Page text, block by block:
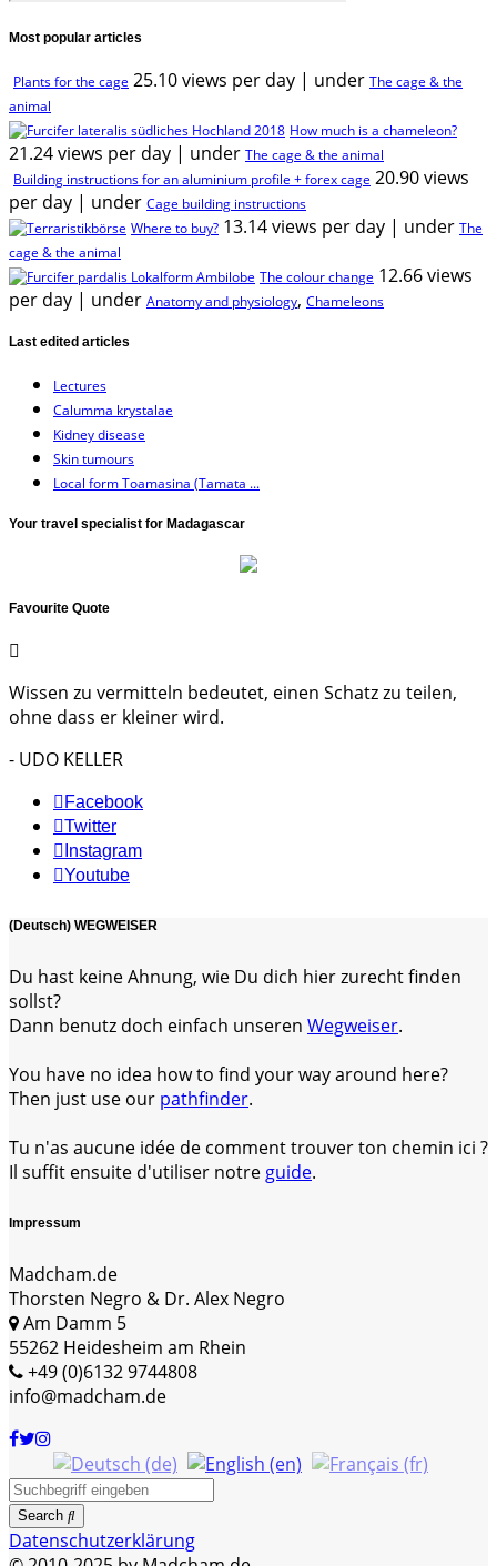
Most popular articles
Plants for the cage 25.10 views per day | under The cage & the
animal
How much is a chameleon?
21.24 views per day | under The cage & the animal
Building instructions for an aluminium profile + forex cage 20.90 views
per day | under Cage building instructions
Where to buy? 13.14 views per day | under The
cage & the animal
The colour change 12.66 views
per day | under Anatomy and physiology, Chameleons
Last edited articles
Lectures
Calumma krystalae
Kidney disease
Skin tumours
Local form Toamasina (Tamata ...
Your travel specialist for Madagascar
Favourite Quote
Wissen zu vermitteln bedeutet, einen Schatz zu teilen,
ohne dass er kleiner wird.
- UDO KELLER
Facebook
Twitter
Instagram
Youtube
(Deutsch) WEGWEISER
Du hast keine Ahnung, wie Du dich hier zurecht finden
sollst?
Dann benutz doch einfach unseren Wegweiser.
You have no idea how to find your way around here?
Then just use our pathfinder.
Tu n'as aucune idée de comment trouver ton chemin ici ?
Il suffit ensuite d'utiliser notre guide.
Impressum
Madcham.de
Thorsten Negro & Dr. Alex Negro
Am Damm 5
55262 Heidesheim am Rhein
+49 (0)6132 9744808
info@madcham.de
Search
Datenschutzerklärung